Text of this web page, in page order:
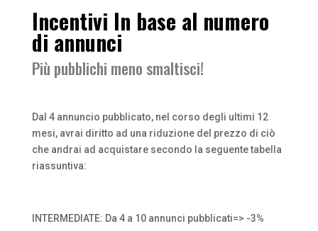
Incentivi In base al numero
di annunci
Più pubblichi meno smaltisci!
Dal 4 annuncio pubblicato, nel corso degli ultimi 12
mesi, avrai diritto ad una riduzione del prezzo di ciò
che andrai ad acquistare secondo la seguente tabella
riassuntiva:
INTERMEDIATE: Da 4 a 10 annunci pubblicati=> -3%